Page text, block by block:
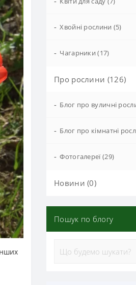
- Хвойні рослини (5)
- Чагарники (17)
Про рослини (126)
- Блог про вуличні
- Блог про кімнатні
- Фотогалереї (29)
Новини (0)
Пошук по блогу